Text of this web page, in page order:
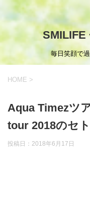
SMILIFE
毎日笑顔で
HOME >
Aqua Timezツ
tour 2018のセ
投稿日： 2018年6月17日